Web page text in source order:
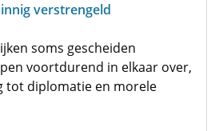
verstrengeld
soms gescheiden
voortdurend in elkaar over,
tot diplomatie en morele